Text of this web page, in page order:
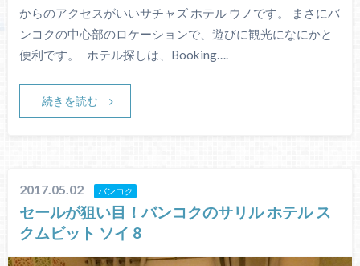
からのアクセスがいいサチャズ ホテル ウノです。 まさにバ
ンコクの中心部のロケーションで、遊びに観光になにかと
便利です。 ホテル探しは、Booking….
続きを読む
2017.05.02 バンコク
セールが狙い目！バンコクのサリル ホテル ス
クムビット ソイ 8